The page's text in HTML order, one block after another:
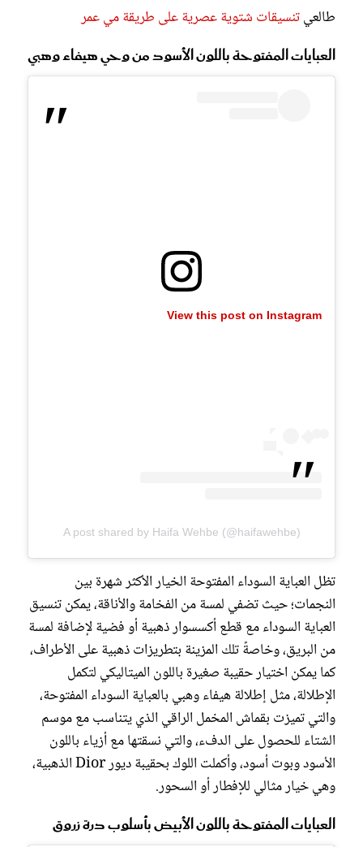
طالعيتنسيقات شتوية عصرية على طريقة مي عمر
العبايات المفتوحة باللون الأسود من وحي هيفاء وهبي
View this post on Instagram
A post shared by Haifa Wehbe (@haifawehbe)
تظل العباية السوداء المفتوحة الخيار الأكثر شهرة بين
النجمات؛ حيث تضفي لمسة من الفخامة والأناقة، يمكن تنسيق
العباية السوداء مع قطع أكسسوار ذهبية أو فضية لإضافة لمسة
من البريق، وخاصةً تلك المزينة بتطريزات ذهبية على الأطراف،
كما يمكن اختيار حقيبة صغيرة باللون الميتاليكي لتكمل
الإطلالة، مثل إطلالة هيفاء وهبي بالعباية السوداء المفتوحة،
والتي تميزت بقماش المخمل الراقي الذي يتناسب مع موسم
الشتاء للحصول على الدفء، والتي نسقتها مع أزياء باللون
الأسود وبوت أسود، وأكملت اللوك بحقيبة ديور Dior الذهبية،
وهي خيار مثالي للإفطار أو السحور.
العبايات المفتوحة باللون الأبيض بأسلوب درة زروق